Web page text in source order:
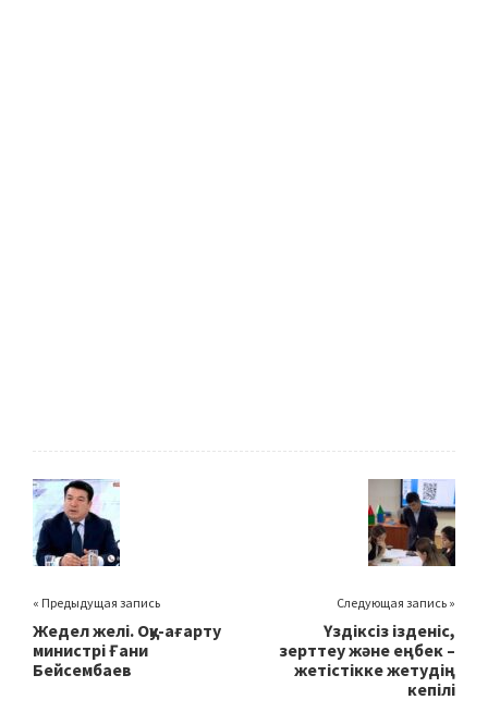
« Предыдущая запись
Жедел желі. Оқу-ағарту
министрі Ғани
Бейсембаев
Следующая запись »
Үздіксіз ізденіс,
зерттеу және еңбек –
жетістікке жетудің
кепілі